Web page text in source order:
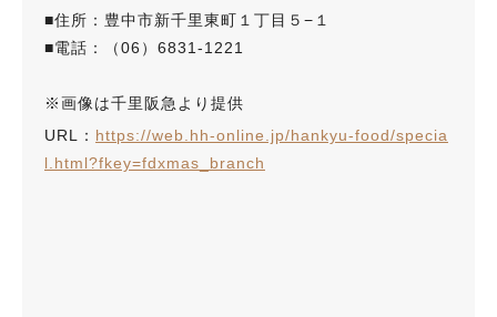
■住所：豊中市新千里東町１丁目５−１
■電話：（06）6831-1221
※画像は千里阪急より提供
URL： https://web.hh-online.jp/hankyu-food/specia
l.html?fkey=fdxmas_branch